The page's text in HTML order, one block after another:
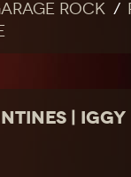
rock
| IGGY